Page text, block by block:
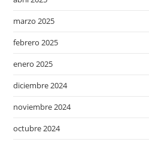
marzo 2025
febrero 2025
enero 2025
diciembre 2024
noviembre 2024
octubre 2024